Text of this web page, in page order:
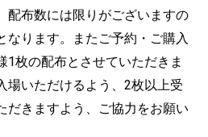
配布数には限りがございますの
なります。またご予約・ご購入
1枚の配布とさせていただきま
場いただけるよう、2枚以上受
だきますよう、ご協力をお願い